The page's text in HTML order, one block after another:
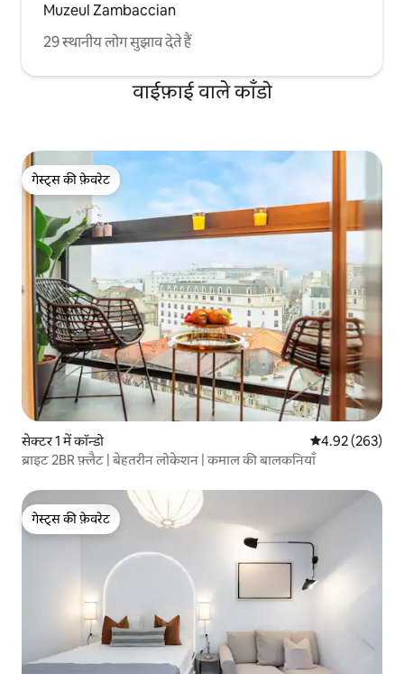
Muzeul Zambaccian
29 स्थानीय लोग सुझाव देते हैं
वाईफ़ाई वाले काँडो
गेस्ट्स की फ़ेवरेट
गेस्ट्स की फ़ेवरेट
सेक्टर 1 में कॉन्डो औसत रेटिंग 5 में से
4.92 (263)
ब्राइट 2BR फ़्लैट | बेहतरीन लोकेशन | कमाल की बालकनियाँ
गेस्ट्स की फ़ेवरेट
गेस्ट्स की फ़ेवरेट